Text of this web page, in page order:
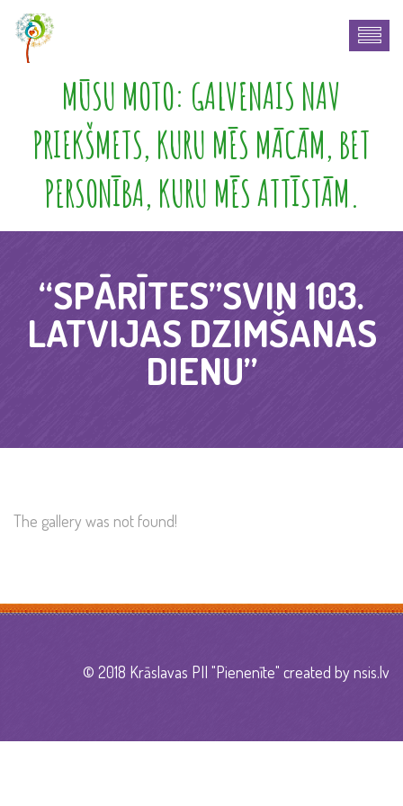
MŪSU MOTO: GALVENAIS NAV
PRIEKŠMETS, KURU MĒS MĀCĀM, BET
PERSONĪBA, KURU MĒS ATTĪSTĀM.
“SPĀRĪTES”SVIN 103.
LATVIJAS DZIMŠANAS
DIENU”
The gallery was not found!
© 2018 Krāslavas PII "Pienenīte" created bynsis.lv